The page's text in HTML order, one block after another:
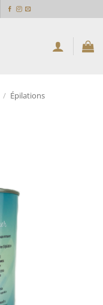
/ Épilations